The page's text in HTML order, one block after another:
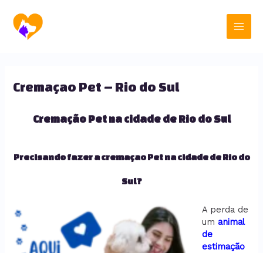
para
conteúdo
Main
Cremaçao Pet – Rio do Sul
Cremação Pet na cidade de Rio do Sul
Precisando fazer a cremaçao Pet na cidade de Rio do
Sul?
A perda de
umanimal
de
estimação